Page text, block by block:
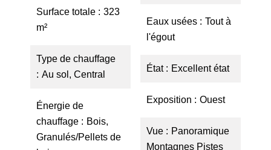
Surface totale
323
m²
Type de chauffage
Au sol, Central
Énergie de
chauffage
Bois,
Granulés/Pellets de
Eaux usées
Tout à
l'égout
État Excellent état
Exposition Ouest
Vue
Panoramique
Montagnes Pistes